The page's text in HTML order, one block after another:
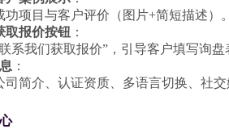
功项目与客户评价（图片+简短描述）。
取报价按钮 ：
系我们获取报价”，引导客户填写询盘
：
司简介、认证资质、多语言切换、社交